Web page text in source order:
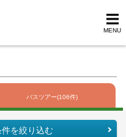
MENU
バスツアー(106件)
を絞り込む